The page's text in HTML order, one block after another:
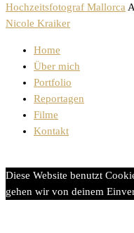
Hochzeitsfotograf Mallorca
Nicole Kraiker
Home
Über mich
Portfolio
Reportagen
Filme
Kontakt
Diese Website benutzt
gehen wir von deinem